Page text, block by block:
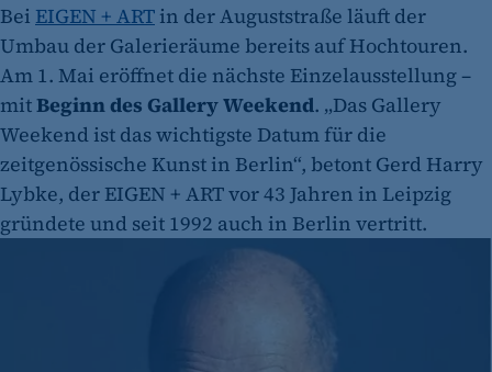
Bei EIGEN + ART in der Auguststraße läuft der
Umbau der Galerieräume bereits auf Hochtouren.
Am 1. Mai eröffnet die nächste Einzelausstellung –
mitBeginn des Gallery Weekend. „Das Gallery
Weekend ist das wichtigste Datum für die
zeitgenössische Kunst in Berlin“, betont Gerd Harry
Lybke, der EIGEN + ART vor 43 Jahren in Leipzig
gründete und seit 1992 auch in Berlin vertritt.